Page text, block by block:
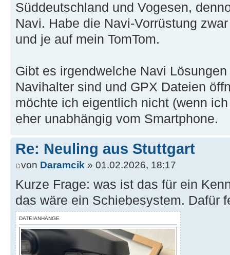
Süddeutschland und Vogesen,
Navi. Habe die Navi-Vorrüstung
und je auf mein TomTom.
Gibt es irgendwelche Navi
Navihalter sind und GPX Dateien
möchte ich eigentlich nicht (wenn
eher unabhängig vom Smartphone.
Re: Neuling aus Stuttgart
von Daramcik » 01.02.2026, 18:17
Kurze Frage: was ist das für ein
das wäre ein Schiebesystem. Dafür
DATEIANHÄNGE